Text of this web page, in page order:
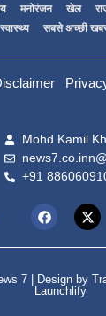
मनोरंजन खेल
स्वास्थ्य सबसे अच्छी
Mohd Kamil
+91
7 | Design by
Launchlify